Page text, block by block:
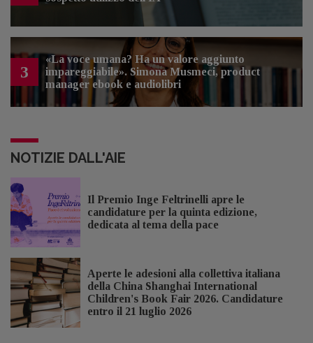
3
«La voce umana? Ha un valore aggiunto
impareggiabile». Simona Musmeci, product
manager ebook e audiolibri
NOTIZIE DALL'AIE
Il Premio Inge Feltrinelli apre le
candidature per la quinta edizione,
dedicata al tema della pace
Aperte le adesioni alla collettiva italiana
della China Shanghai International
Children's Book Fair 2026. Candidature
entro il 21 luglio 2026